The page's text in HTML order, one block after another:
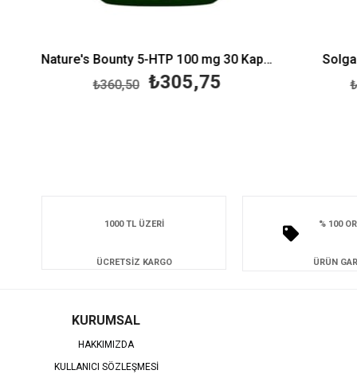
Nature's Bounty 5-HTP 100 mg 30 Kapsül
₺305,75
₺360,50
1000 TL ÜZERİ
ÜCRETSİZ KARGO
% 100
ÜRÜN
KURUMSAL
HAKKIMIZDA
KULLANICI SÖZLEŞMESİ